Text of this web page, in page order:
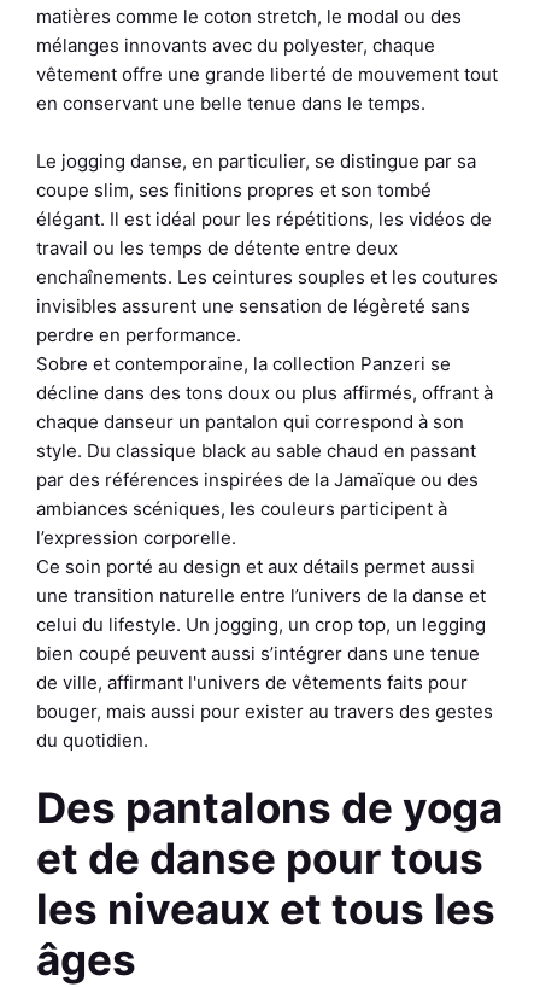
matières comme le coton stretch, le modal ou des
mélanges innovants avec du polyester, chaque
vêtement offre une grande liberté de mouvement tout
en conservant une belle tenue dans le temps.
Le jogging danse, en particulier, se distingue par sa
coupe slim, ses finitions propres et son tombé
élégant. Il est idéal pour les répétitions, les vidéos de
travail ou les temps de détente entre deux
enchaînements. Les ceintures souples et les coutures
invisibles assurent une sensation de légèreté sans
perdre en performance.
Sobre et contemporaine, la collection Panzeri se
décline dans des tons doux ou plus affirmés, offrant à
chaque danseur un pantalon qui correspond à son
style. Du classique black au sable chaud en passant
par des références inspirées de la Jamaïque ou des
ambiances scéniques, les couleurs participent à
l’expression corporelle.
Ce soin porté au design et aux détails permet aussi
une transition naturelle entre l’univers de la danse et
celui du lifestyle. Un jogging, un crop top, un legging
bien coupé peuvent aussi s’intégrer dans une tenue
de ville, affirmant l'univers de vêtements faits pour
bouger, mais aussi pour exister au travers des gestes
du quotidien.
Des pantalons de yoga
et de danse pour tous
les niveaux et tous les
âges